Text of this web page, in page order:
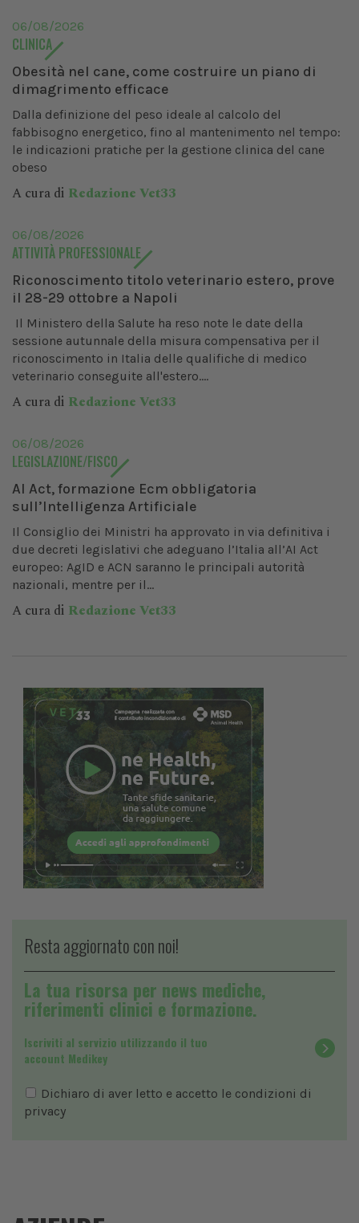
06/08/2026
CLINICA
Obesità nel cane, come costruire un piano di
dimagrimento efficace
Dalla definizione del peso ideale al calcolo del
fabbisogno energetico, fino al mantenimento nel tempo:
le indicazioni pratiche per la gestione clinica del cane
obeso
A cura di Redazione Vet33
06/08/2026
ATTIVITÀ PROFESSIONALE
Riconoscimento titolo veterinario estero, prove
il 28-29 ottobre a Napoli
Il Ministero della Salute ha reso note le date della
sessione autunnale della misura compensativa per il
riconoscimento in Italia delle qualifiche di medico
veterinario conseguite all'estero....
A cura di Redazione Vet33
06/08/2026
LEGISLAZIONE/FISCO
AI Act, formazione Ecm obbligatoria
sull’Intelligenza Artificiale
Il Consiglio dei Ministri ha approvato in via definitiva i
due decreti legislativi che adeguano l’Italia all’AI Act
europeo: AgID e ACN saranno le principali autorità
nazionali, mentre per il...
A cura di Redazione Vet33
Resta aggiornato con noi!
La tua risorsa per news mediche,
riferimenti clinici e formazione.
Iscriviti al servizio utilizzando il tuo
account Medikey
Dichiaro di aver letto e accetto le condizioni di
privacy